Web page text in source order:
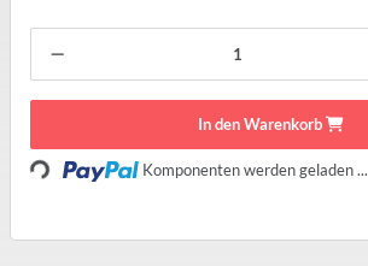
In den Warenkorb
Loading... Komponenten werden geladen ...